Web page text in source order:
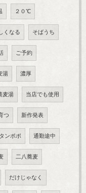
２０℃
くなる そばうち
ご予約
湯 濃厚
麦湯 当店でも使用
つ 新作発表
タンポポ 通勤途中
二八蕎麦
だけじゃなく